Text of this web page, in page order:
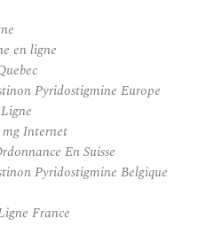
en ligne
Pyridostigmine Europe
Internet
En Suisse
Pyridostigmine Belgique
France